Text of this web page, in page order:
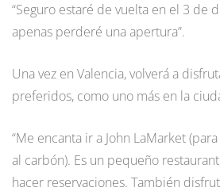
“Seguro estaré de vuelta en el 3 de
apenas perderé una apertura”.
Una vez en Valencia, volverá a
preferidos, como uno más en la
“Me encanta ir a John LaMarket
al carbón). Es un pequeño
hacer reservaciones. También